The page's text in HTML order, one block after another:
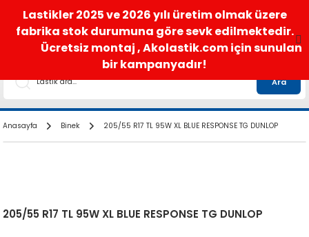
satis@akolastik.com 0 850 285 63 85
Ara
Anasayfa Binek 205/55 R17 TL 95W XL BLUE RESPONSE TG DUNLOP
205/55 R17 TL 95W XL BLUE RESPONSE TG DUNLOP
Lastikler 2025 ve 2026 yılı üretim olmak üzere
fabrika stok durumuna göre sevk edilmektedir.
Ücretsiz montaj , Akolastik.com için sunulan
bir kampanyadır!